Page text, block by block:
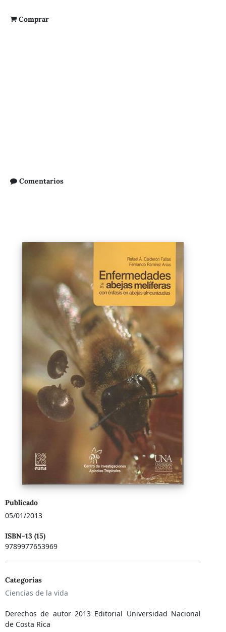
Comprar
Comentarios
Publicado
05/01/2013
ISBN-13 (15)
9789977653969
Categorías
Ciencias de la vida
Derechos de autor 2013 Editorial Universidad Nacional
de Costa Rica